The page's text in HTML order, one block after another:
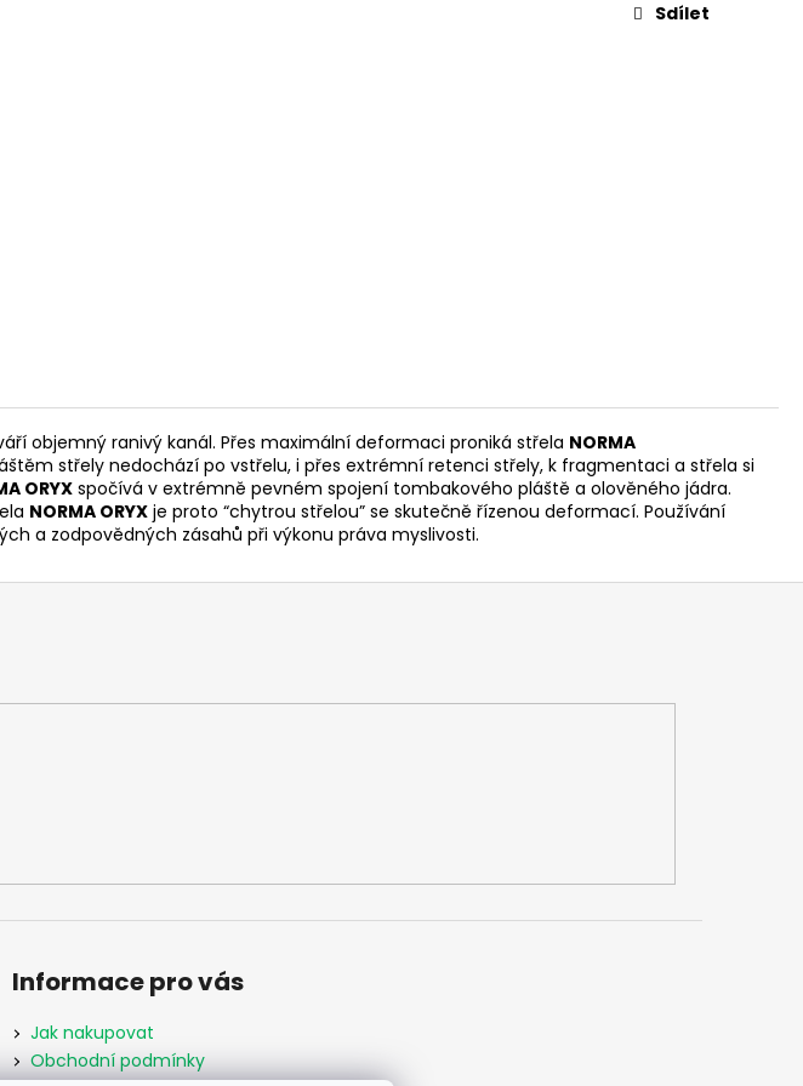
Sdílet
objemný ranivý kanál. Přes maximální deformaci proniká střela NORMA
střely nedochází po vstřelu, i přes extrémní retenci střely, k fragmentaci a střela si
ORYX spočívá v extrémně pevném spojení tombakového pláště a olověného jádra.
NORMA ORYX je proto “chytrou střelou” se skutečně řízenou deformací. Používání
a zodpovědných zásahů při výkonu práva myslivosti.
Informace pro vás
Jak nakupovat
Obchodní podmínky